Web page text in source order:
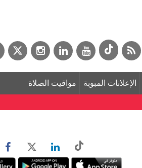
الإعلانات المبوبة مواقيت الصلاة